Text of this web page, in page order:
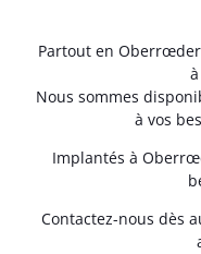
Partout en
Nous sommes
à vos
Implantés à
Contactez-nous dès